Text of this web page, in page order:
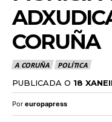
CORUÑA
A CORUÑA POLÍTICA
PUBLICADA O 18
Por europapress